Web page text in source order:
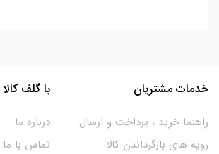
خدمات مشتریان
راهنما خرید ، پرداخت و ارسال
رویه های بازگرداندن کالا
با گلف کالا
درباره ما
تماس با ما